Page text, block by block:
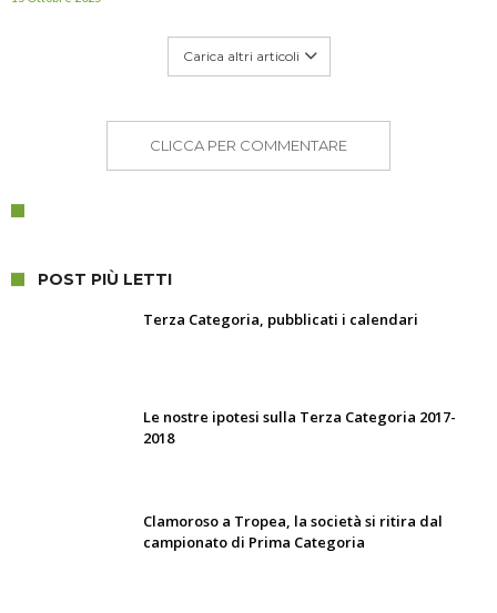
Carica altri articoli
CLICCA PER COMMENTARE
POST PIÙ LETTI
Terza Categoria, pubblicati i calendari
Le nostre ipotesi sulla Terza Categoria 2017-
2018
Clamoroso a Tropea, la società si ritira dal
campionato di Prima Categoria